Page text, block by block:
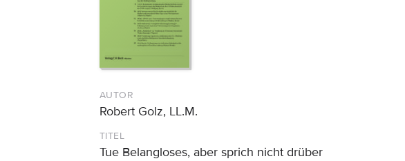
AUTOR
Robert Golz, LL.M.
TITEL
Tue Belangloses, aber sprich nicht drüber